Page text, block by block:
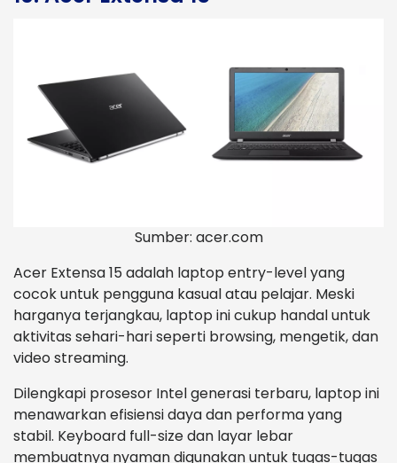
Sumber: acer.com
Acer Extensa 15 adalah laptop entry-level yang
cocok untuk pengguna kasual atau pelajar. Meski
harganya terjangkau, laptop ini cukup handal untuk
aktivitas sehari-hari seperti browsing, mengetik, dan
video streaming.
Dilengkapi prosesor Intel generasi terbaru, laptop ini
menawarkan efisiensi daya dan performa yang
stabil. Keyboard full-size dan layar lebar
membuatnya nyaman digunakan untuk tugas-tugas